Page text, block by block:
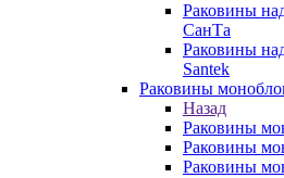
Раковины
СанТа
Раковины
Santek
Раковины
Назад
Раковины
Раковины
Раковины